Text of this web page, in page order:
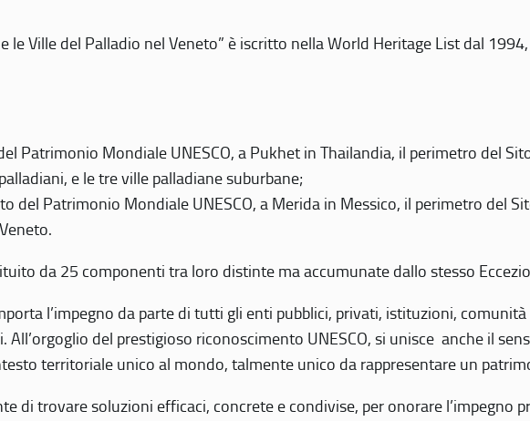
le Ville del Palladio nel Veneto” è iscritto nella World Heritage List dal
Patrimonio Mondiale UNESCO, a Pukhet in Thailandia, il perimetro del
e le tre ville palladiane suburbane;
del Patrimonio Mondiale UNESCO, a Merida in Messico, il perimetro del
da 25 componenti tra loro distinte ma accumunate dallo stesso
l’impegno da parte di tutti gli enti pubblici, privati, istituzioni,
del prestigioso riconoscimento UNESCO, si unisce anche il
territoriale unico al mondo, talmente unico da rappresentare un
di trovare soluzioni efficaci, concrete e condivise, per onorare l’impegno